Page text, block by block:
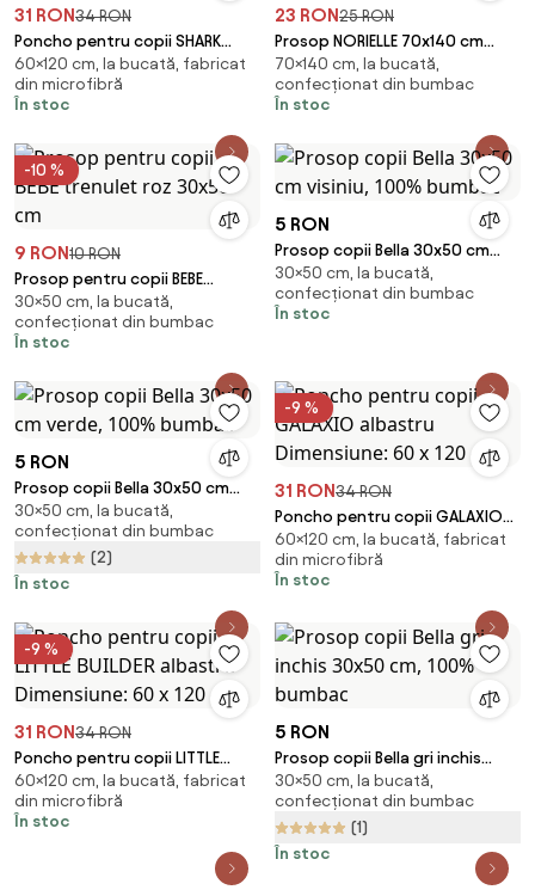
31 RON34 RON
Poncho pentru copii SHARK
albastru Dimensiune: 60 x 120
cm
60×120 cm, la bucată, fabricat
din microfibră
În stoc
23 RON25 RON
Prosop NORIELLE 70x140 cm
albastru deschis, 100% bumbac
70×140 cm, la bucată,
confecționat din bumbac
În stoc
-10 %
9 RON10 RON
Prosop pentru copii BEBE
trenulet roz 30x50 cm
30×50 cm, la bucată,
confecționat din bumbac
În stoc
5 RON
Prosop copii Bella 30x50 cm
visiniu, 100% bumbac
30×50 cm, la bucată,
confecționat din bumbac
În stoc
5 RON
Prosop copii Bella 30x50 cm
verde, 100% bumbac
30×50 cm, la bucată,
confecționat din bumbac
(2)
În stoc
-9 %
31 RON34 RON
Poncho pentru copii GALAXIO
albastru Dimensiune: 60 x 120
cm
60×120 cm, la bucată, fabricat
din microfibră
În stoc
-9 %
31 RON34 RON
Poncho pentru copii LITTLE
BUILDER albastru Dimensiune:
60 x 120 cm
60×120 cm, la bucată, fabricat
din microfibră
În stoc
5 RON
Prosop copii Bella gri inchis
30x50 cm, 100% bumbac
30×50 cm, la bucată,
confecționat din bumbac
(1)
În stoc